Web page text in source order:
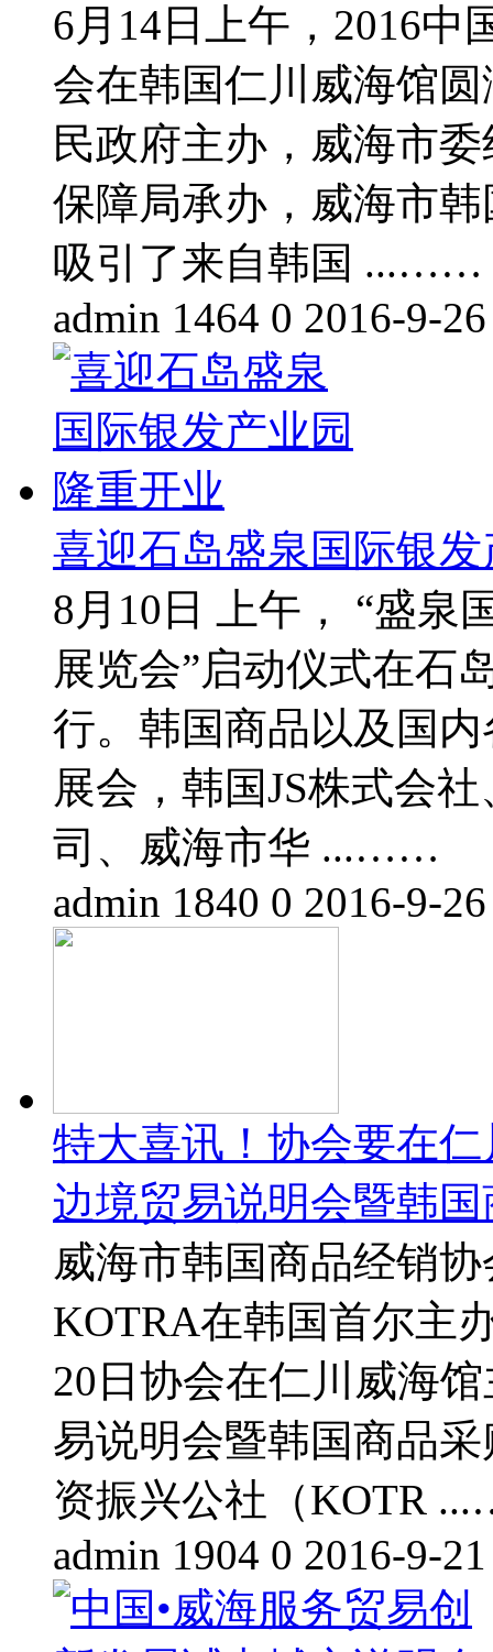
6月14日上午，2016中
会在韩国仁川威海馆
民政府主办，威海市
保障局承办，威海市
吸引了来自韩国 ...……
admin 1464 0 2016-9-
喜迎石岛盛泉国际银
8月10日 上午， “盛泉
展览会”启动仪式在石
行。韩国商品以及国
展会，韩国JS株式会
司、威海市华 ...……
admin 1840 0 2016-9-
特大喜讯！协会要在
边境贸易说明会暨韩
威海市韩国商品经销
KOTRA在韩国首尔主
20日协会在仁川威海
易说明会暨韩国商品
资振兴公社（KOTR
admin 1904 0 2016-9-